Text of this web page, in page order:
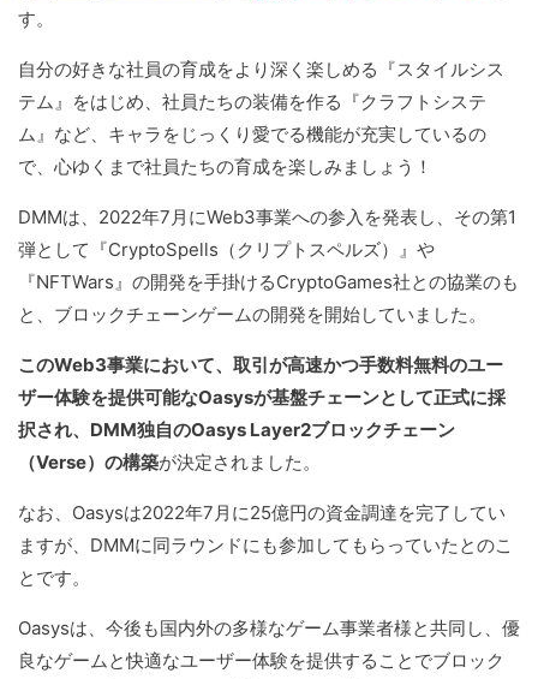
す。
自分の好きな社員の育成をより深く楽しめる『スタイルシス
テム』をはじめ、社員たちの装備を作る『クラフトシステ
ム』など、キャラをじっくり愛でる機能が充実しているの
で、心ゆくまで社員たちの育成を楽しみましょう！
DMMは、2022年7月にWeb3事業への参入を発表し、その第1
弾として『CryptoSpells（クリプトスペルズ）』や
『NFTWars』の開発を手掛けるCryptoGames社との協業のも
と、ブロックチェーンゲームの開発を開始していました。
このWeb3事業において、取引が高速かつ手数料無料のユー
ザー体験を提供可能なOasysが基盤チェーンとして正式に採
択され、DMM独自のOasys Layer2ブロックチェーン
（Verse）の構築が決定されました。
なお、Oasysは2022年7月に25億円の資金調達を完了してい
ますが、DMMに同ラウンドにも参加してもらっていたとのこ
とです。
Oasysは、今後も国内外の多様なゲーム事業者様と共同し、優
良なゲームと快適なユーザー体験を提供することでブロック